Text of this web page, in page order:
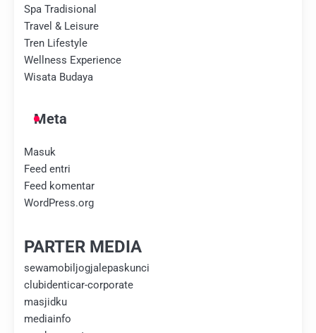
Spa Tradisional
Travel & Leisure
Tren Lifestyle
Wellness Experience
Wisata Budaya
Meta
Masuk
Feed entri
Feed komentar
WordPress.org
PARTER MEDIA
sewamobiljogjalepaskunci
clubidenticar-corporate
masjidku
mediainfo